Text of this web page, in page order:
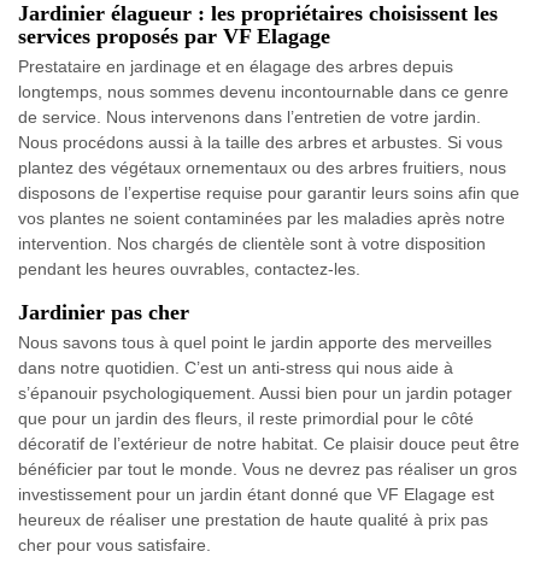
Jardinier élagueur : les propriétaires choisissent les
services proposés par VF Elagage
Prestataire en jardinage et en élagage des arbres depuis
longtemps, nous sommes devenu incontournable dans ce genre
de service. Nous intervenons dans l’entretien de votre jardin.
Nous procédons aussi à la taille des arbres et arbustes. Si vous
plantez des végétaux ornementaux ou des arbres fruitiers, nous
disposons de l’expertise requise pour garantir leurs soins afin que
vos plantes ne soient contaminées par les maladies après notre
intervention. Nos chargés de clientèle sont à votre disposition
pendant les heures ouvrables, contactez-les.
Jardinier pas cher
Nous savons tous à quel point le jardin apporte des merveilles
dans notre quotidien. C’est un anti-stress qui nous aide à
s’épanouir psychologiquement. Aussi bien pour un jardin potager
que pour un jardin des fleurs, il reste primordial pour le côté
décoratif de l’extérieur de notre habitat. Ce plaisir douce peut être
bénéficier par tout le monde. Vous ne devrez pas réaliser un gros
investissement pour un jardin étant donné que VF Elagage est
heureux de réaliser une prestation de haute qualité à prix pas
cher pour vous satisfaire.